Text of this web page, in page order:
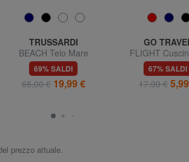
TRUSSARDI
BEACH Telo Mare
69% SALDI
65,00 € 19,99 €
GO
FLIGHT
viaggio
67% SALDI
17,90 €
prezzo attuale.